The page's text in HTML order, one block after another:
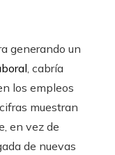
generando un
, cabría
los empleos
muestran
en vez de
de nuevas